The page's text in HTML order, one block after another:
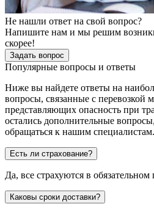
Не нашли ответ на свой вопрос?
Напишите нам и мы решим
скорее!
Задать вопрос
Популярные вопросы и ответы
Ниже вы найдете ответы на
вопросы, связанные с перевозкой
представляющих опасность при
остались дополнительные
обращаться к нашим специалистам.
Есть ли страхование?
Да, все страхуются в обязательном
Каковы сроки доставки?